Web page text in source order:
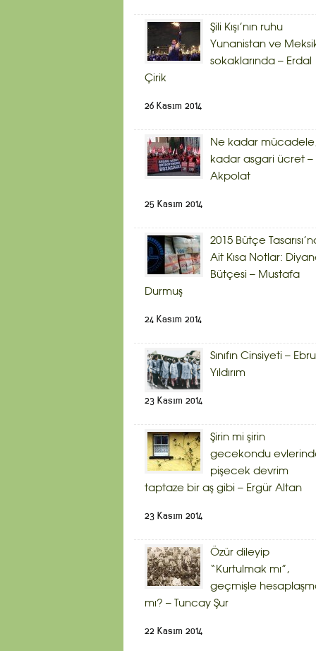
Şili Kışı’nın ruhu
Yunanistan ve
sokaklarında – Erdal
Çirik
26 Kasım 2014
Ne kadar
kadar asgari ücret –
Akpolat
25 Kasım 2014
2015 Bütçe
Ait Kısa Notlar:
Bütçesi – Mustafa
Durmuş
24 Kasım 2014
Sınıfın Cinsiyeti – Ebru
Yıldırım
23 Kasım 2014
Şirin mi şirin
gecekondu
pişecek devrim
taptaze bir aş gibi – Ergür Altan
23 Kasım 2014
Özür dileyip
“Kurtulmak mı”,
geçmişle
mı? – Tuncay Şur
22 Kasım 2014